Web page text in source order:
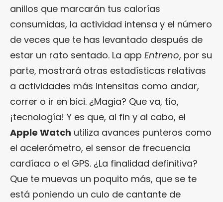
anillos que marcarán tus calorías
consumidas, la actividad intensa y el número
de veces que te has levantado después de
estar un rato sentado. La app Entreno, por su
parte, mostrará otras estadísticas relativas
a actividades más intensitas como andar,
correr o ir en bici. ¿Magia? Que va, tío,
¡tecnología! Y es que, al fin y al cabo, el
Apple Watch utiliza avances punteros como
el acelerómetro, el sensor de frecuencia
cardíaca o el GPS. ¿La finalidad definitiva?
Que te muevas un poquito más, que se te
está poniendo un culo de cantante de